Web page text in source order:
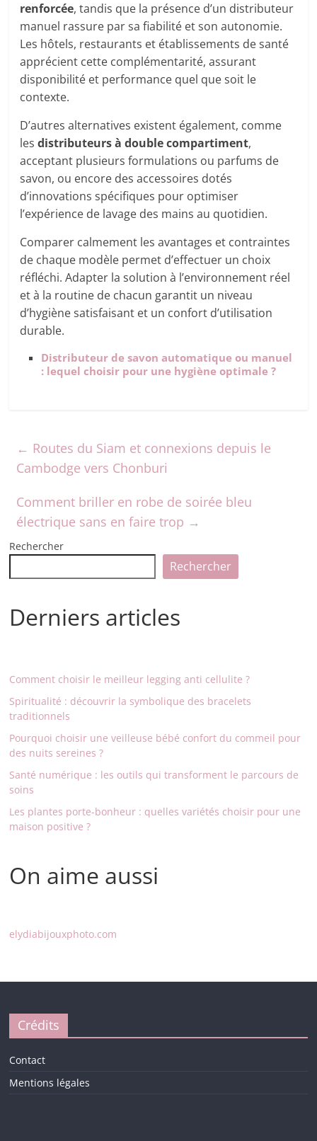
renforcée, tandis que la présence d’un distributeur
manuel rassure par sa fiabilité et son autonomie.
Les hôtels, restaurants et établissements de santé
apprécient cette complémentarité, assurant
disponibilité et performance quel que soit le
contexte.
D’autres alternatives existent également, comme
lesdistributeurs à double compartiment,
acceptant plusieurs formulations ou parfums de
savon, ou encore des accessoires dotés
d’innovations spécifiques pour optimiser
l’expérience de lavage des mains au quotidien.
Comparer calmement les avantages et contraintes
de chaque modèle permet d’effectuer un choix
réfléchi. Adapter la solution à l’environnement réel
et à la routine de chacun garantit un niveau
d’hygiène satisfaisant et un confort d’utilisation
durable.
Distributeur de savon automatique ou manuel
: lequel choisir pour une hygiène optimale ?
← Routes du Siam et connexions depuis le
Cambodge vers Chonburi
Comment briller en robe de soirée bleu
électrique sans en faire trop →
Rechercher
Rechercher
Derniers articles
Comment choisir le meilleur legging anti cellulite ?
Spiritualité : découvrir la symbolique des bracelets
traditionnels
Pourquoi choisir une veilleuse bébé confort du commeil pour
des nuits sereines ?
Santé numérique : les outils qui transforment le parcours de
soins
Les plantes porte-bonheur : quelles variétés choisir pour une
maison positive ?
On aime aussi
elydiabijouxphoto.com
Crédits
Contact
Mentions légales